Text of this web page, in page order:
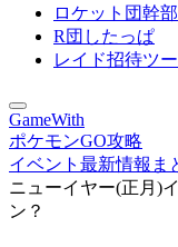
ロケット団幹部
R団したっぱ
レイド招待ツ
GameWith
ポケモンGO攻略
イベント最新情報ま
ニューイヤー(正月)
ン？